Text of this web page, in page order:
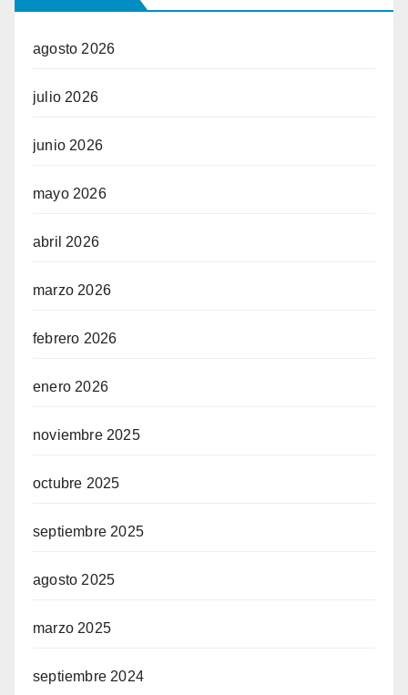
agosto 2026
julio 2026
junio 2026
mayo 2026
abril 2026
marzo 2026
febrero 2026
enero 2026
noviembre 2025
octubre 2025
septiembre 2025
agosto 2025
marzo 2025
septiembre 2024